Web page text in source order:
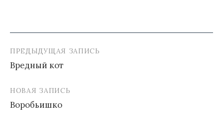
Навигация
по
записям
ПРЕДЫДУЩАЯ ЗАПИСЬ
Вредный кот
НОВАЯ ЗАПИСЬ
Воробьишко